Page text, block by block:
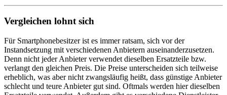
Vergleichen lohnt sich
Für Smartphonebesitzer ist es immer ratsam, sich vor der
Instandsetzung mit verschiedenen Anbietern auseinanderzusetzen.
Denn nicht jeder Anbieter verwendet dieselben Ersatzteile bzw.
verlangt den gleichen Preis. Die Preise unterscheiden sich teilweise
erheblich, was aber nicht zwangsläufig heißt, dass günstige Anbieter
schlecht und teure Anbieter gut sind. Oftmals werden hier dieselben